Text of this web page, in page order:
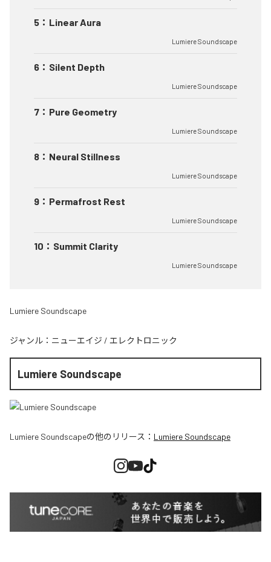
5 ： Linear Aura
Lumiere Soundscape
6 ： Silent Depth
Lumiere Soundscape
7 ： Pure Geometry
Lumiere Soundscape
8 ： Neural Stillness
Lumiere Soundscape
9 ： Permafrost Rest
Lumiere Soundscape
10 ： Summit Clarity
Lumiere Soundscape
Lumiere Soundscape
ジャンル： ニューエイジ / エレクトロニック
Lumiere Soundscape
Lumiere Soundscapeの他のリリース： Lumiere Soundscape